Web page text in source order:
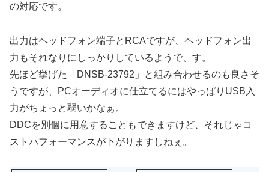
の対応です。
出力はヘッドフォン端子とRCAですが、ヘッドフォン出
力もそれなりにしっかりしているようで、す。
先ほど挙げた「DNSB-23792」と組み合わせるのも良さそ
うですが、PCオーディオに仕立てるにはやっぱりUSB入
力がちょっと弱いかなぁ。
DDCを別個に用意することもできますけど、それじゃコ
ストパフォーマンスが下がりますしねぇ。